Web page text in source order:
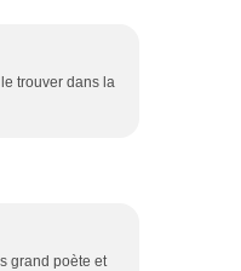
trouver dans la
grand poète et